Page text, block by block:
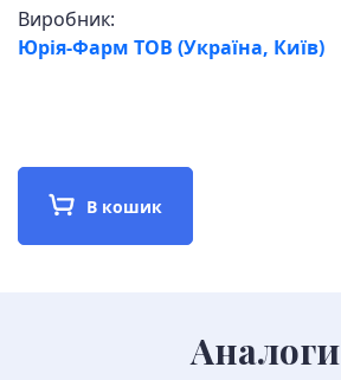
Виробник:
Юрія-Фарм ТОВ (Україна, Київ)
В кошик
Аналоги